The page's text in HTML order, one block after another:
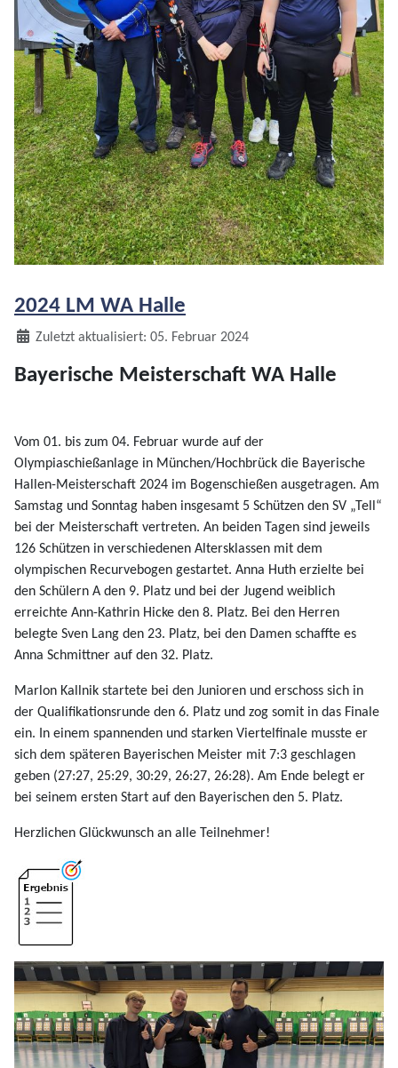
2024 LM WA Halle
DetailsZuletzt aktualisiert: 05. Februar 2024
Bayerische Meisterschaft WA Halle
Vom 01. bis zum 04. Februar wurde auf der
Olympiaschießanlage in München/Hochbrück die Bayerische
Hallen-Meisterschaft 2024 im Bogenschießen ausgetragen. Am
Samstag und Sonntag haben insgesamt 5 Schützen den SV „Tell“
bei der Meisterschaft vertreten. An beiden Tagen sind jeweils
126 Schützen in verschiedenen Altersklassen mit dem
olympischen Recurvebogen gestartet. Anna Huth erzielte bei
den Schülern A den 9. Platz und bei der Jugend weiblich
erreichte Ann-Kathrin Hicke den 8. Platz. Bei den Herren
belegte Sven Lang den 23. Platz, bei den Damen schaffte es
Anna Schmittner auf den 32. Platz.
Marlon Kallnik startete bei den Junioren und erschoss sich in
der Qualifikationsrunde den 6. Platz und zog somit in das Finale
ein. In einem spannenden und starken Viertelfinale musste er
sich dem späteren Bayerischen Meister mit 7:3 geschlagen
geben (27:27, 25:29, 30:29, 26:27, 26:28). Am Ende belegt er
bei seinem ersten Start auf den Bayerischen den 5. Platz.
Herzlichen Glückwunsch an alle Teilnehmer!